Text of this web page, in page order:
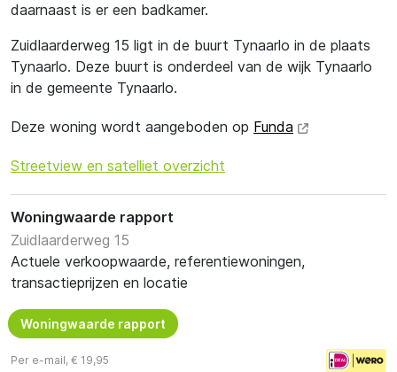
daarnaast is er een badkamer.
Zuidlaarderweg 15 ligt in de buurt Tynaarlo in de plaats
Tynaarlo. Deze buurt is onderdeel van de wijk Tynaarlo
in de gemeente Tynaarlo.
Deze woning wordt aangeboden op Funda
Streetview en satelliet overzicht
Woningwaarde rapport
Zuidlaarderweg 15
Actuele verkoopwaarde, referentiewoningen,
transactieprijzen en locatie
Woningwaarde rapport
Per e-mail, € 19,95